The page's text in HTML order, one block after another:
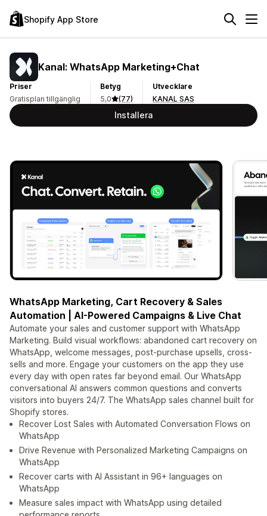
Shopify App Store
Kanal: WhatsApp Marketing+Chat
Priser
Gratisplan tillgänglig
Betyg
5,0
(77)
Utvecklare
KANAL SAS
Installera
WhatsApp Marketing, Cart Recovery & Sales
Automation | AI-Powered Campaigns & Live Chat
Automate your sales and customer support with WhatsApp
Marketing. Build visual workflows: abandoned cart recovery on
WhatsApp, welcome messages, post-purchase upsells, cross-
sells and more. Engage your customers on the app they use
every day with open rates far beyond email. Our WhatsApp
conversational AI answers common questions and converts
visitors into buyers 24/7. The WhatsApp sales channel built for
Shopify stores.
Recover Lost Sales with Automated Conversation Flows on
WhatsApp
Drive Revenue with Personalized Marketing Campaigns on
WhatsApp
Recover carts with AI Assistant in 96+ languages on
WhatsApp
Measure sales impact with WhatsApp using detailed